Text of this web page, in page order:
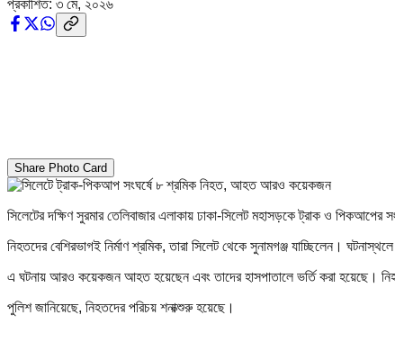
প্রকাশিত: ৩ মে, ২০২৬
Share Photo Card
সিলেটের দক্ষিণ সুরমার তেলিবাজার এলাকায় ঢাকা-সিলেট মহাসড়কে ট্রাক ও
নিহতদের বেশিরভাগই নির্মাণ শ্রমিক, তারা সিলেট থেকে সুনামগঞ্জ যাচ্ছিলেন।
এ ঘটনায় আরও কয়েকজন আহত হয়েছেন এবং তাদের হাসপাতালে ভর্তি করা হয়েছে।
পুলিশ জানিয়েছে, নিহতদের পরিচয় শনাক্শুরু হয়েছে।